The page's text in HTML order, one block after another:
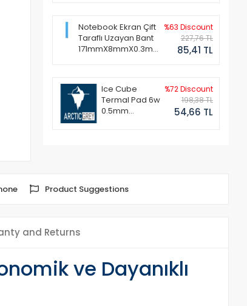
Notebook Ekran Çift
Taraflı Uzayan Bant
171mmX8mmX0.3mm
%63 Discount
227,76 TL
85,41 TL
Ice Cube
Termal Pad 6w
0.5mm
%72 Discount
198,38 TL
54,66 TL
Product Suggestions
and Returns
ve Dayanıklı